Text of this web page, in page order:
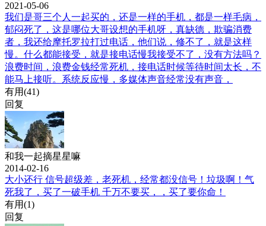
2021-05-06
我们是哥三个人一起买的，还是一样的手机，都是一样毛病，
郁闷死了，这是哪位大哥设想的手机呀，真缺德，欺骗消费
者，我还给摩托罗拉打过电话，他们说，修不了，就是这样
慢。什么都能接受，就是接电话慢我接受不了，没有方法吗？
浪费时间，浪费金钱经常死机，接电话时候等待时间太长，不
能马上接听。系统反应慢，多媒体声音经常没有声音，
有用(41)
回复
和我一起摘星星嘛
2014-02-16
大小还行 信号超级差，老死机，经常都没信号！垃圾啊！气
死我了，买了一破手机 千万不要买，，买了要你命！
有用(1)
回复